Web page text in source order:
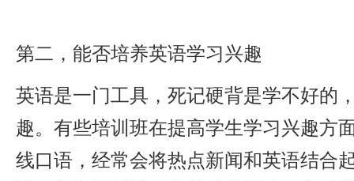
第二，能否培养英语学习兴趣
英语是一门工具，死记硬背是学不好的
趣。有些培训班在提高学生学习兴趣方
线口语，经常会将热点新闻和英语结合